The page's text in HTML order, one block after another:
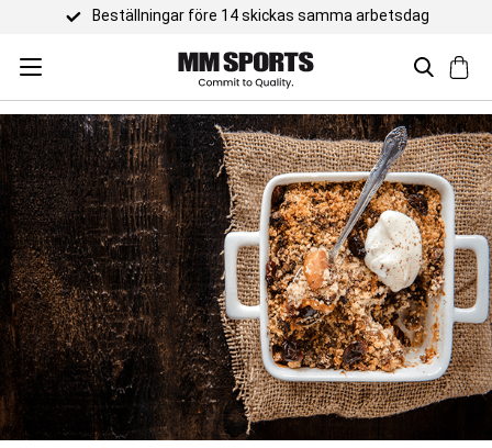
Beställningar före 14 skickas samma arbetsdag